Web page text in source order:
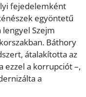
fejedelemként
egyöntetű
Szejm
Báthory
átalakította az
ezzel a korrupciót –,
a